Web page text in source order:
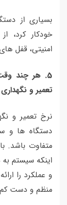
بسیاری از
خودکار کرد،
امنیتی، قفل
5
. هر چند
تعمیر و نگهداری
نرخ تعمیر و
دستگاه ها و
متفاوت باشد.
اینکه سیستم
و عملکرد را
منظم و دست کم